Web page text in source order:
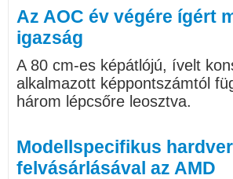
Az AOC év végére ígért
igazság
A 80 cm-es képátlójú, ívelt
alkalmazott képpontszámtól
három lépcsőre leosztva.
Modellspecifikus
felvásárlásával az AMD